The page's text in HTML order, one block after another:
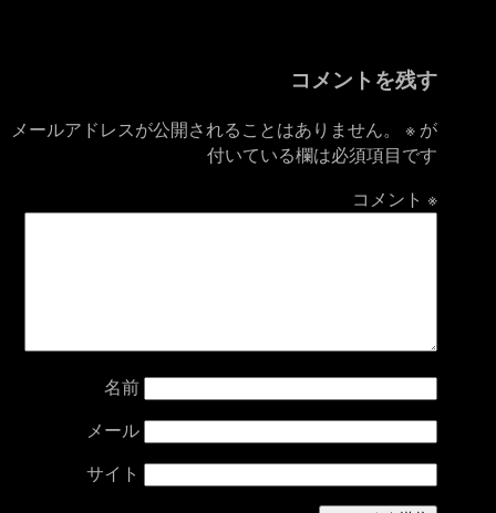
コメントを残す
メールアドレスが公開されることはありません。 ※ が
付いている欄は必須項目です
コメント※
名前
メール
サイト